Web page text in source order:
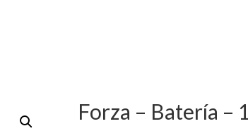
Forza – Batería –